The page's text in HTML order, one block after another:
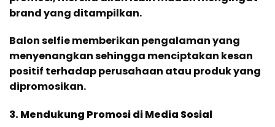
brand yang ditampilkan.
Balon selfie memberikan pengalaman yang
menyenangkan sehingga menciptakan kesan
positif terhadap perusahaan atau produk yang
dipromosikan.
3. Mendukung Promosi di Media Sosial